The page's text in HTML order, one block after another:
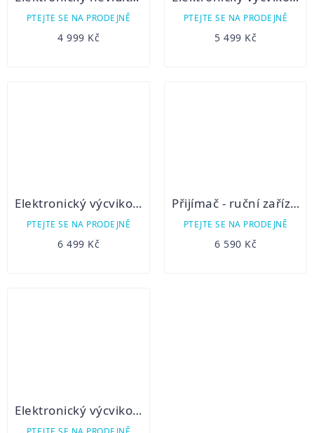
PTEJTE SE NA PRODEJNĚ
4 999 Kč
PTEJTE SE NA PRODEJNĚ
5 499 Kč
Elektronický výcvikový obojek Dogtrace d-control professional 2000 mini
PTEJTE SE NA PRODEJNĚ
6 499 Kč
Přijímač - ruční zařízení pro DOG GPS X20 - Orange
PTEJTE SE NA PRODEJNĚ
6 590 Kč
Elektronický výcvikový obojek Dogtrace d-control professional 2000 ONE